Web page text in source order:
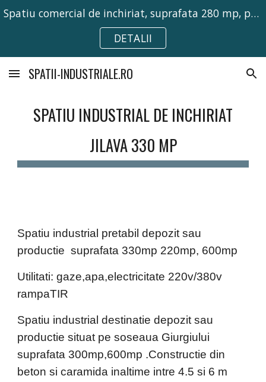
Skip to main content Skip to navigation
Spatiu comercial de inchiriat, suprafata 280 mp, pretabil pentru activitati comerciale, birouri sau depozitare.
DETALII
SPATII-INDUSTRIALE.RO
SPATIU INDUSTRIAL DE INCHIRIAT
JILAVA 330 MP
Spatiu industrial pretabil depozit sau
productie suprafata 330mp 220mp, 600mp
Utilitati: gaze,apa,electricitate 220v/380v
rampaTIR
Spatiu industrial destinatie depozit sau
productie situat pe soseaua Giurgiului
suprafata 300mp,600mp .Constructie din
beton si caramida inaltime intre 4.5 si 6 m